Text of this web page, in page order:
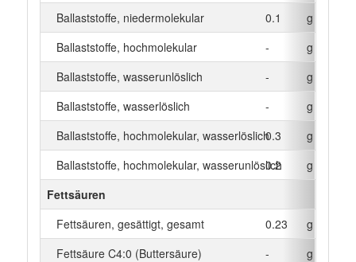
Ballaststoffe, niedermolekular
0.1
g
Ballaststoffe, hochmolekular
-
g
Ballaststoffe, wasserunlöslich
-
g
Ballaststoffe, wasserlöslich
-
g
Ballaststoffe, hochmolekular, wasserlöslich0.3
g
Ballaststoffe, hochmolekular, wasserunlöslich
0.2
g
Fettsäuren
Fettsäuren, gesättigt, gesamt
0.23
g
Fettsäure C4:0 (Buttersäure)
-
g